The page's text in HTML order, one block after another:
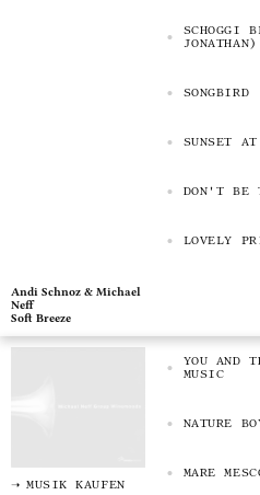
Andi Schnoz & Michael
Neff
Soft Breeze
SCHOGGI
JONATHAN)
SONGBIRD
SUNSET
DON'T BE
LOVELY
MUSIK KAUFEN
YOU AND
MUSIC
NATURE
MARE